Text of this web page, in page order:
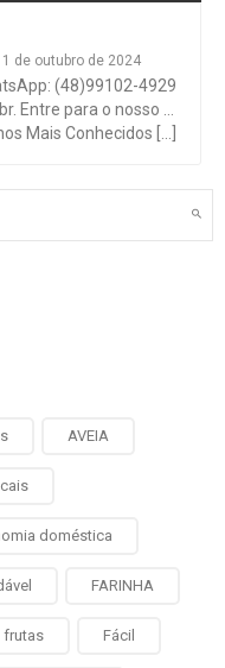
de outubro de 2024
(48)99102-4929
. Entre para o nosso …
Mais Conhecidos [...]
AVEIA
doméstica
FARINHA
frutas Fácil